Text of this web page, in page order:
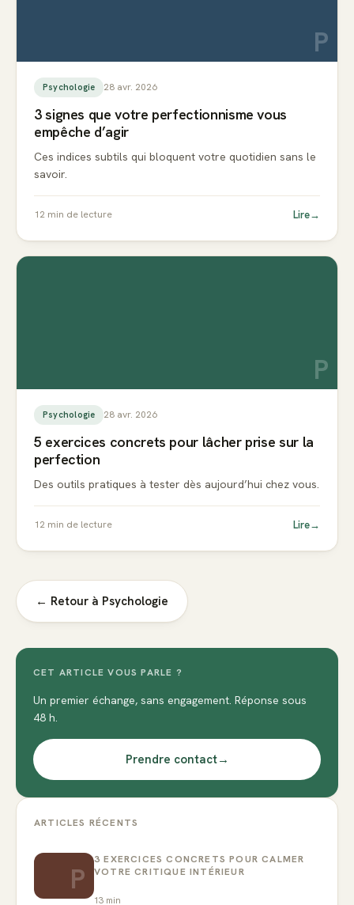
P
Psychologie 28 avr. 2026
3 signes que votre perfectionnisme vous
empêche d’agir
Ces indices subtils qui bloquent votre quotidien sans le
savoir.
12 min de lecture Lire→
P
Psychologie 28 avr. 2026
5 exercices concrets pour lâcher prise sur la
perfection
Des outils pratiques à tester dès aujourd’hui chez vous.
12 min de lecture Lire→
← Retour à Psychologie
CET ARTICLE VOUS PARLE ?
Un premier échange, sans engagement. Réponse sous
48 h.
Prendre contact→
ARTICLES RÉCENTS
P
3 EXERCICES CONCRETS POUR CALMER
VOTRE CRITIQUE INTÉRIEUR
13 min